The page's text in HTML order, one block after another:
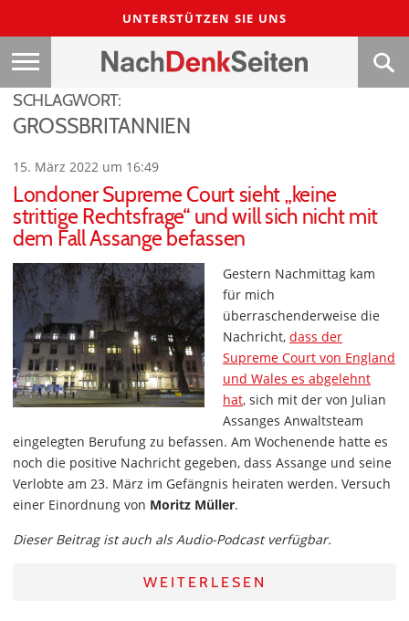
UNTERSTÜTZEN SIE UNS
SCHLAGWORT:
GROSSBRITANNIEN
15. März 2022 um 16:49
Londoner Supreme Court sieht „keine
strittige Rechtsfrage“ und will sich nicht mit
dem Fall Assange befassen
Gestern Nachmittag kam
für mich
überraschenderweise die
Nachricht, dass der
Supreme Court von England
und Wales es abgelehnt
hat, sich mit der von Julian
Assanges Anwaltsteam
eingelegten Berufung zu befassen. Am Wochenende hatte es
noch die positive Nachricht gegeben, dass Assange und seine
Verlobte am 23. März im Gefängnis heiraten werden. Versuch
einer Einordnung von Moritz Müller.
Dieser Beitrag ist auch als Audio-Podcast verfügbar.
WEITERLESEN